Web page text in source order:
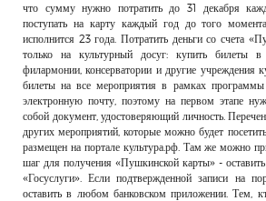
что сумму нужно потратить до 31 декабря
поступать на карту каждый год до того
исполнится 23 года. Потратить деньги со счета
только на культурный досуг: купить билеты в
филармонии, консерватории и другие учреждения
билеты на все мероприятия в рамках
электронную почту, поэтому на первом этапе
собой документ, удостоверяющий личность.
других мероприятий, которые можно будет
размещен на портале культура.рф. Там же можно
шаг для получения «Пушкинской карты» - оставить
«Госуслуги». Если подтвержденной записи на
оставить в любом банковском приложении. Тем,